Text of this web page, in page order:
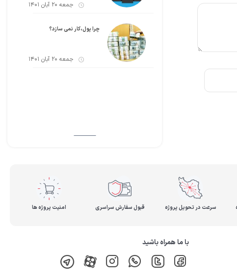
جمعه 20 آبان 1401
چرا پول،کار نمی سازد؟
جمعه 20 آبان 1401
سرعت در تحویل پروژه قبول سفارش سراسری امنیت پروژه ها
با ما همراه باشید